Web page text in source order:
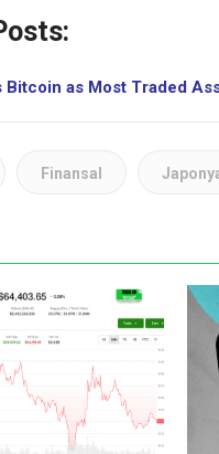
Bitcoin as Most Traded
Finansal